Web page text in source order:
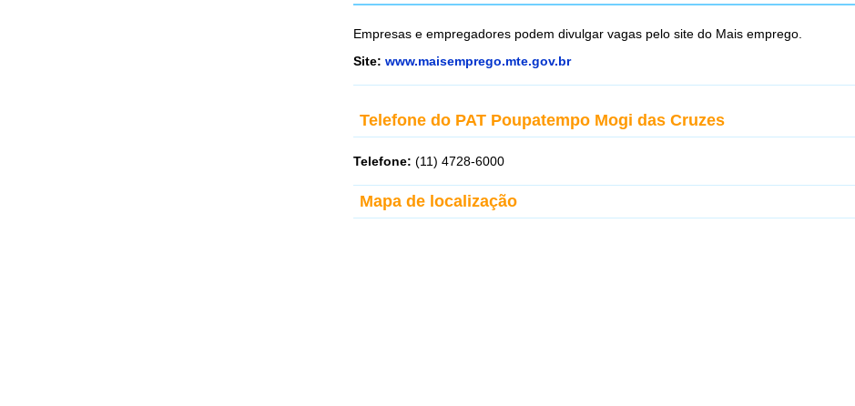
Empresas e empregadores podem divulgar vagas pelo site do Mais emprego.
Site: www.maisemprego.mte.gov.br
Telefone do PAT Poupatempo Mogi das Cruzes
Telefone: (11) 4728-6000
Mapa de localização